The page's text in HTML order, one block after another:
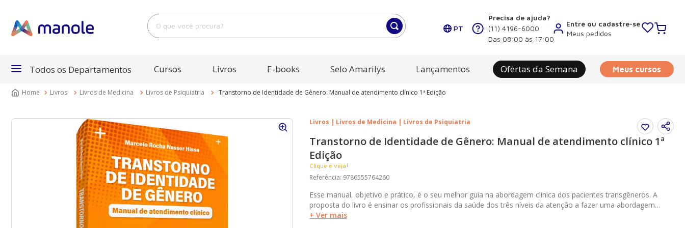
O que você procura?
PT
Precisa de ajuda?
(11) 4196-6000
Das 08:00 às 17:00
Entre ou cadastre-se
Meus pedidos
Todos os Departamentos Cursos Livros E-books Selo Amarilys Lançamentos Ofertas da Semana Meus cursos
Livros Livros de Medicina Livros de Psiquiatria Transtorno de Identidade de Gênero: Manual de atendimento clínico 1ª Edição
Livros | Livros de Medicina | Livros de Psiquiatria
Transtorno de Identidade de Gênero: Manual de atendimento clínico 1ª
Edição
Clique e veja!
Referência: 9786555764260
Esse manual, objetivo e prático, é o seu melhor guia na abordagem clínica dos pacientes transgêneros. A
proposta do livro é ensinar os profissionais da saúde dos três níveis da atenção a fazer uma abordagem
humanizada, técnica e responsável capaz de garantir atendimento às demandas específicas desse grupo
+ Ver mais